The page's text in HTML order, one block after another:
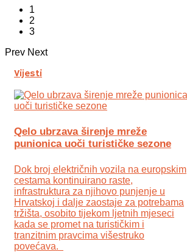
1
2
3
Prev Next
Vijesti
Qelo ubrzava širenje mreže
punionica uoči turističke sezone
Dok broj električnih vozila na europskim
cestama kontinuirano raste,
infrastruktura za njihovo punjenje u
Hrvatskoj i dalje zaostaje za potrebama
tržišta, osobito tijekom ljetnih mjeseci
kada se promet na turističkim i
tranzitnim pravcima višestruko
povećava.